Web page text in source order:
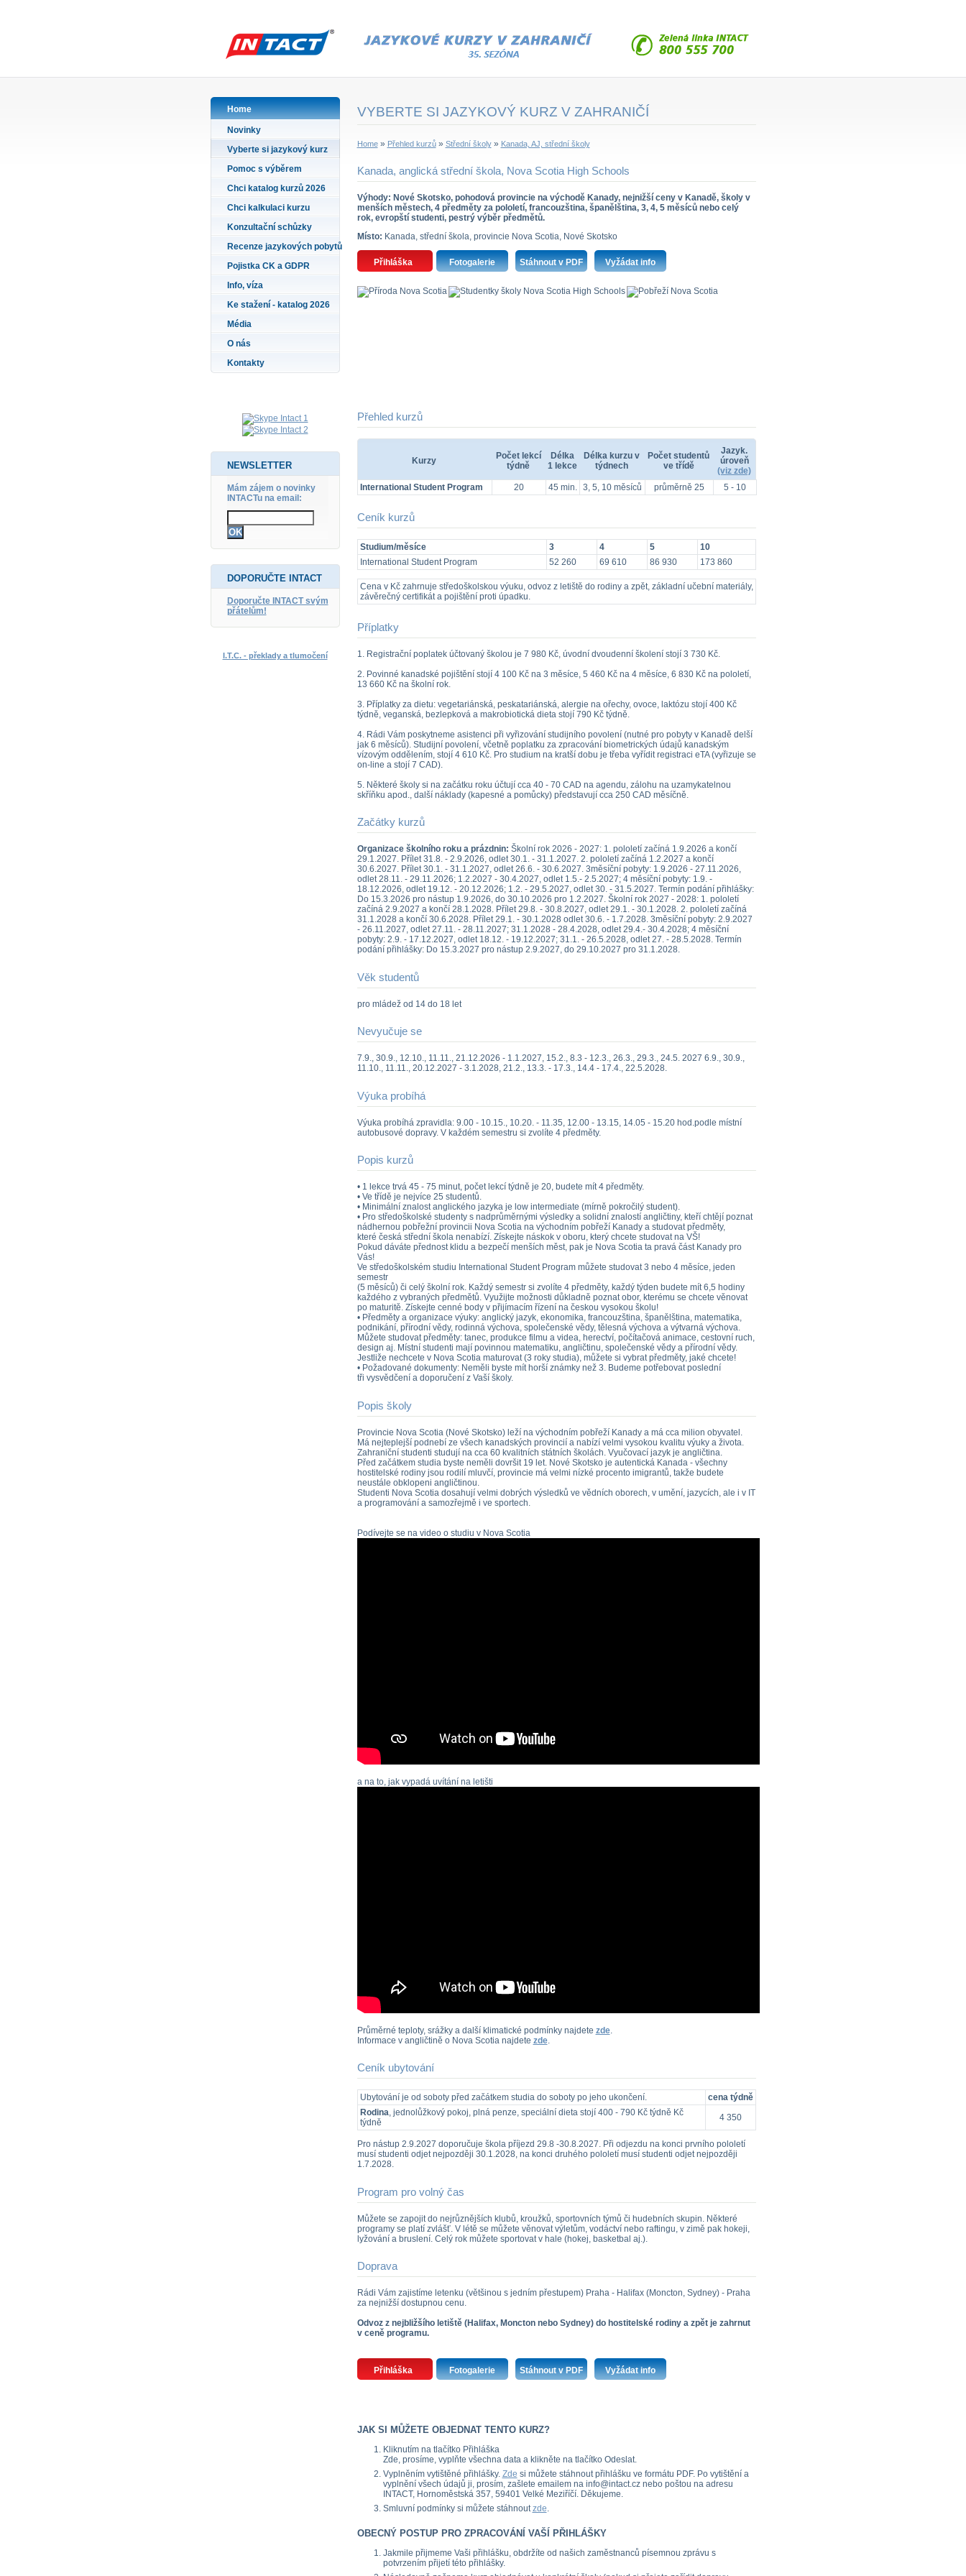
Home
Novinky
Vyberte si jazykový kurz
Pomoc s výběrem
Chci katalog kurzů 2026
Chci kalkulaci kurzu
Konzultační schůzky
Recenze jazykových pobytů
Pojistka CK a GDPR
Info, víza
Ke stažení - katalog 2026
Média
O nás
Kontakty
NEWSLETTER
Mám zájem o novinky
INTACTu na email:
DOPORUČTE INTACT
Doporučte INTACT svým
přátelům!
I.T.C. - překlady a tlumočení
VYBERTE SI JAZYKOVÝ KURZ V ZAHRANIČÍ
Home» Přehled kurzů» Střední školy» Kanada, AJ, střední školy
Kanada, anglická střední škola, Nova Scotia High Schools
Výhody: Nové Skotsko, pohodová provincie na východě Kanady, nejnižší ceny v Kanadě, školy v
menších městech, 4 předměty za pololetí, francouzština, španělština, 3, 4, 5 měsíců nebo celý
rok, evropští studenti, pestrý výběr předmětů.
Místo: Kanada, střední škola, provincie Nova Scotia, Nové Skotsko
Přihláška Fotogalerie Stáhnout v PDF Vyžádat info
Přehled kurzů
Kurzy
Počet lekcí
týdně
Délka
1 lekce
Délka kurzu v
týdnech
Počet studentů
ve třídě
Jazyk.
úroveň
(viz zde)
International Student Program
20 45 min. 3, 5, 10 měsíců průměrně 25 5 - 10
Ceník kurzů
Studium/měsíce 3 4 5
10
International Student Program
52 260 69 610 86 930 173 860
Cena v Kč zahrnuje středoškolskou výuku, odvoz z letiště do rodiny a zpět, základní učební materiály,
závěrečný certifikát a pojištění proti úpadku.
Příplatky
1. Registrační poplatek účtovaný školou je 7 980 Kč, úvodní dvoudenní školení stojí 3 730 Kč.
2. Povinné kanadské pojištění stojí 4 100 Kč na 3 měsíce, 5 460 Kč na 4 měsíce, 6 830 Kč na pololetí,
13 660 Kč na školní rok.
3. Příplatky za dietu: vegetariánská, peskatariánská, alergie na ořechy, ovoce, laktózu stojí 400 Kč
týdně, veganská, bezlepková a makrobiotická dieta stojí 790 Kč týdně.
4. Rádi Vám poskytneme asistenci při vyřizování studijního povolení (nutné pro pobyty v Kanadě delší
jak 6 měsíců). Studijní povolení, včetně poplatku za zpracování biometrických údajů kanadským
vízovým oddělením, stojí 4 610 Kč. Pro studium na kratší dobu je třeba vyřídit registraci eTA (vyřizuje se
on-line a stojí 7 CAD).
5. Některé školy si na začátku roku účtují cca 40 - 70 CAD na agendu, zálohu na uzamykatelnou
skříňku apod., další náklady (kapesné a pomůcky) představují cca 250 CAD měsíčně.
Začátky kurzů
Organizace školního roku a prázdnin: Školní rok 2026 - 2027: 1. pololetí začíná 1.9.2026 a končí
29.1.2027. Přílet 31.8. - 2.9.2026, odlet 30.1. - 31.1.2027. 2. pololetí začíná 1.2.2027 a končí
30.6.2027. Přílet 30.1. - 31.1.2027, odlet 26.6. - 30.6.2027. 3měsíční pobyty: 1.9.2026 - 27.11.2026,
odlet 28.11. - 29.11.2026; 1.2.2027 - 30.4.2027, odlet 1.5.- 2.5.2027; 4 měsíční pobyty: 1.9. -
18.12.2026, odlet 19.12. - 20.12.2026; 1.2. - 29.5.2027, odlet 30. - 31.5.2027. Termín podání přihlášky:
Do 15.3.2026 pro nástup 1.9.2026, do 30.10.2026 pro 1.2.2027. Školní rok 2027 - 2028: 1. pololetí
začíná 2.9.2027 a končí 28.1.2028. Přílet 29.8. - 30.8.2027, odlet 29.1. - 30.1.2028. 2. pololetí začíná
31.1.2028 a končí 30.6.2028. Přílet 29.1. - 30.1.2028 odlet 30.6. - 1.7.2028. 3měsíční pobyty: 2.9.2027
- 26.11.2027, odlet 27.11. - 28.11.2027; 31.1.2028 - 28.4.2028, odlet 29.4.- 30.4.2028; 4 měsíční
pobyty: 2.9. - 17.12.2027, odlet 18.12. - 19.12.2027; 31.1. - 26.5.2028, odlet 27. - 28.5.2028. Termín
podání přihlášky: Do 15.3.2027 pro nástup 2.9.2027, do 29.10.2027 pro 31.1.2028.
Věk studentů
pro mládež od 14 do 18 let
Nevyučuje se
7.9., 30.9., 12.10., 11.11., 21.12.2026 - 1.1.2027, 15.2., 8.3 - 12.3., 26.3., 29.3., 24.5. 2027 6.9., 30.9.,
11.10., 11.11., 20.12.2027 - 3.1.2028, 21.2., 13.3. - 17.3., 14.4 - 17.4., 22.5.2028.
Výuka probíhá
Výuka probíhá zpravidla: 9.00 - 10.15., 10.20. - 11.35, 12.00 - 13.15, 14.05 - 15.20 hod.podle místní
autobusové dopravy. V každém semestru si zvolíte 4 předměty.
Popis kurzů
• 1 lekce trvá 45 - 75 minut, počet lekcí týdně je 20, budete mít 4 předměty.
• Ve třídě je nejvíce 25 studentů.
• Minimální znalost anglického jazyka je low intermediate (mírně pokročilý student).
• Pro středoškolské studenty s nadprůměrnými výsledky a solidní znalostí angličtiny, kteří chtějí poznat
nádhernou pobřežní provincii Nova Scotia na východním pobřeží Kanady a studovat předměty,
které česká střední škola nenabízí. Získejte náskok v oboru, který chcete studovat na VŠ!
Pokud dáváte přednost klidu a bezpečí menších měst, pak je Nova Scotia ta pravá část Kanady pro
Vás!
Ve středoškolském studiu International Student Program můžete studovat 3 nebo 4 měsíce, jeden
semestr
(5 měsíců) či celý školní rok. Každý semestr si zvolíte 4 předměty, každý týden budete mít 6,5 hodiny
každého z vybraných předmětů. Využijte možnosti důkladně poznat obor, kterému se chcete věnovat
po maturitě. Získejte cenné body v přijímacím řízení na českou vysokou školu!
• Předměty a organizace výuky: anglický jazyk, ekonomika, francouzština, španělština, matematika,
podnikání, přírodní vědy, rodinná výchova, společenské vědy, tělesná výchova a výtvarná výchova.
Můžete studovat předměty: tanec, produkce filmu a videa, herectví, počítačová animace, cestovní ruch,
design aj. Místní studenti mají povinnou matematiku, angličtinu, společenské vědy a přírodní vědy.
Jestliže nechcete v Nova Scotia maturovat (3 roky studia), můžete si vybrat předměty, jaké chcete!
• Požadované dokumenty: Neměli byste mít horší známky než 3. Budeme potřebovat poslední
tři vysvědčení a doporučení z Vaší školy.
Popis školy
Provincie Nova Scotia (Nové Skotsko) leží na východním pobřeží Kanady a má cca milion obyvatel.
Má nejteplejší podnebí ze všech kanadských provincií a nabízí velmi vysokou kvalitu výuky a života.
Zahraniční studenti studují na cca 60 kvalitních státních školách. Vyučovací jazyk je angličtina.
Před začátkem studia byste neměli dovršit 19 let. Nové Skotsko je autentická Kanada - všechny
hostitelské rodiny jsou rodilí mluvčí, provincie má velmi nízké procento imigrantů, takže budete
neustále obklopeni angličtinou.
Studenti Nova Scotia dosahují velmi dobrých výsledků ve vědních oborech, v umění, jazycích, ale i v IT
a programování a samozřejmě i ve sportech.
Podívejte se na video o studiu v Nova Scotia
a na to, jak vypadá uvítání na letišti
Průměrné teploty, srážky a další klimatické podmínky najdete zde.
Informace v angličtině o Nova Scotia najdete zde.
Ceník ubytování
Ubytování je od soboty před začátkem studia do soboty po jeho ukončení.
cena týdně
Rodina, jednolůžkový pokoj, plná penze, speciální dieta stojí 400 - 790 Kč týdně Kč
týdně
4 350
Pro nástup 2.9.2027 doporučuje škola příjezd 29.8 -30.8.2027. Při odjezdu na konci prvního pololetí
musí studenti odjet nejpozději 30.1.2028, na konci druhého pololetí musí studenti odjet nejpozději
1.7.2028.
Program pro volný čas
Můžete se zapojit do nejrůznějších klubů, kroužků, sportovních týmů či hudebních skupin. Některé
programy se platí zvlášť. V létě se můžete věnovat výletům, vodáctví nebo raftingu, v zimě pak hokeji,
lyžování a bruslení. Celý rok můžete sportovat v hale (hokej, basketbal aj.).
Doprava
Rádi Vám zajistíme letenku (většinou s jedním přestupem) Praha - Halifax (Moncton, Sydney) - Praha
za nejnižší dostupnou cenu.
Odvoz z nejbližšího letiště (Halifax, Moncton nebo Sydney) do hostitelské rodiny a zpět je zahrnut
v ceně programu.
Přihláška Fotogalerie Stáhnout v PDF Vyžádat info
JAK SI MŮŽETE OBJEDNAT TENTO KURZ?
Kliknutím na tlačítko Přihláška
Zde, prosíme, vyplňte všechna data a klikněte na tlačítko Odeslat.
Vyplněním vytištěné přihlášky. Zde si můžete stáhnout přihlášku ve formátu PDF. Po vytištění a
vyplnění všech údajů ji, prosím, zašlete emailem na info@intact.cz nebo poštou na adresu
INTACT, Hornoměstská 357, 59401 Velké Meziříčí. Děkujeme.
Smluvní podmínky si můžete stáhnoutzde.
OBECNÝ POSTUP PRO ZPRACOVÁNÍ VAŠÍ PŘIHLÁŠKY
Jakmile přijmeme Vaši přihlášku, obdržíte od našich zaměstnanců písemnou zprávu s
potvrzením přijetí této přihlášky.